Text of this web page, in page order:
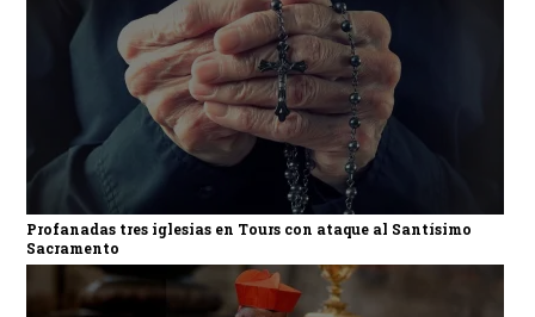
Profanadas tres iglesias en Tours con ataque al Santísimo
Sacramento